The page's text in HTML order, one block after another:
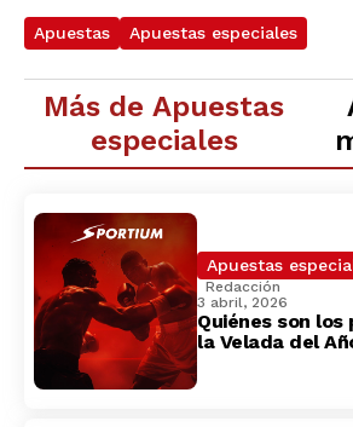
Apuestas Apuestas especiales
Más de Apuestas
especiales
Apuestas
Redacción
3 abril, 2026
Quiénes son
la Velada del